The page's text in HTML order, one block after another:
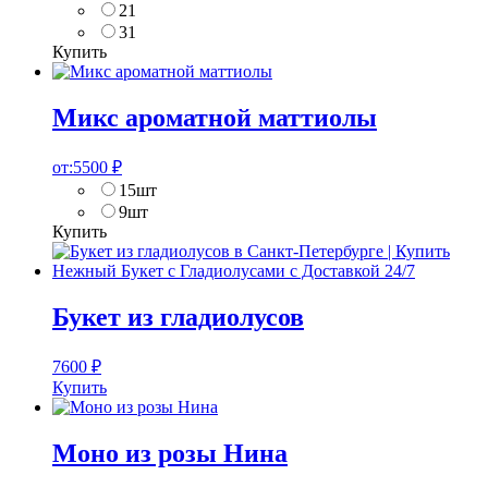
21
31
Купить
Микс ароматной маттиолы
от:5500 ₽
15шт
9шт
Купить
Букет из гладиолусов
7600 ₽
Купить
Моно из розы Нина